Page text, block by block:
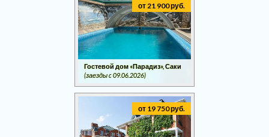
от 21 900 руб.
Гостевой дом «Парадиз», Саки
(заезды c 09.06.2026)
от 19 750 руб.